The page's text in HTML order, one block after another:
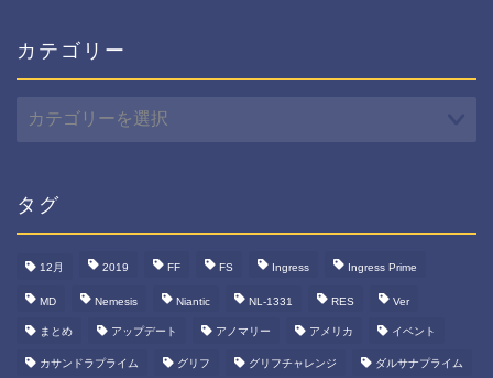
カテゴリー
テ
ー
タグ
12月 2019 FF FS Ingress Ingress Prime
MD Nemesis Niantic NL-1331 RES Ver
まとめ アップデート アノマリー アメリカ イベント
カサンドラプライム グリフ グリフチャレンジ ダルサナプライム